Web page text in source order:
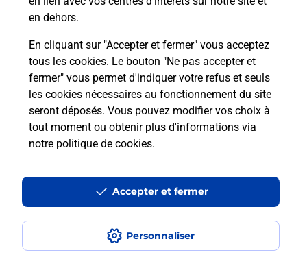
en dehors.
En cliquant sur "Accepter et fermer" vous acceptez
tous les cookies. Le bouton "Ne pas accepter et
fermer" vous permet d'indiquer votre refus et seuls
les cookies nécessaires au fonctionnement du site
seront déposés. Vous pouvez modifier vos choix à
tout moment ou obtenir plus d'informations via
notre politique de cookies.
Personnaliser
Accepter et fermer
conditions ?
Localiser Liste Loire-Atlantique DIVATTE SUR LOIRE
Accessibilité : partiellement conforme
Conditions contractuelles
Mentions légales